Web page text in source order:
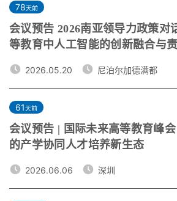
78天前
会议预告 2026南亚领导力政策对
等教育中人工智能的创新融合与
2026.05.20 尼泊尔加德满都
61天前
会议预告 | 国际未来高等教育峰
的产学协同人才培养新生态
2026.06.06 深圳